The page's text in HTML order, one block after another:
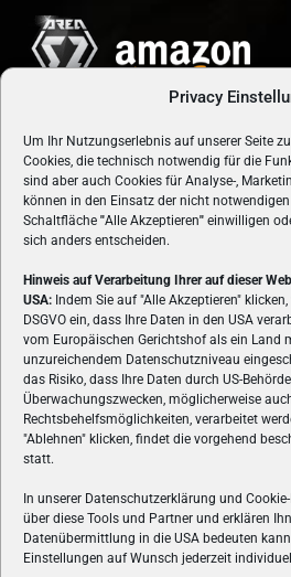
Privacy
Um Ihr Nutzungserlebnis auf unserer Seite
Cookies, die technisch notwendig für die
sind aber auch Cookies für Analyse-,
können in den Einsatz der nicht
Schaltfläche "Alle Akzeptieren" einwilligen
sich anders entscheiden.
Hinweis auf Verarbeitung Ihrer auf dieser
USA: Indem Sie auf "Alle Akzeptieren"
DSGVO ein, dass Ihre Daten in den USA
vom Europäischen Gerichtshof als ein Land
unzureichendem Datenschutzniveau
das Risiko, dass Ihre Daten durch US-
Überwachungszwecken, möglicherweise
Rechtsbehelfsmöglichkeiten, verarbeitet
"Ablehnen" klicken, findet die vorgehend
statt.
In unserer Datenschutzerklärung und
über diese Tools und Partner und erklären
Datenübermittlung in die USA bedeuten
Einstellungen auf Wunsch jederzeit
ÜBER
VON GAMERN, FÜR GAMER!
Spielemagazin Österreichs und
Reviews und Videos zu PC- und
Hardware und aus der
FOLGE